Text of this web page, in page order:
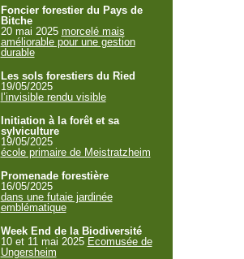
Foncier forestier du Pays de
Bitche
20 mai 2025 morcelé mais
améliorable pour une gestion
durable
Les sols forestiers du Ried
19/05/2025
l’invisible rendu visible
Initiation à la forêt et sa
sylviculture
19/05/2025
école primaire de Meistratzheim
Promenade forestière
16/05/2025
dans une futaie jardinée
emblématique
Week End de la Biodiversité
10 et 11 mai 2025 Ecomusée de
Ungersheim